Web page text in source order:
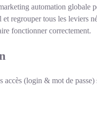
automation
regrouper tous les leviers
fonctionner correctement.
(login & mot de